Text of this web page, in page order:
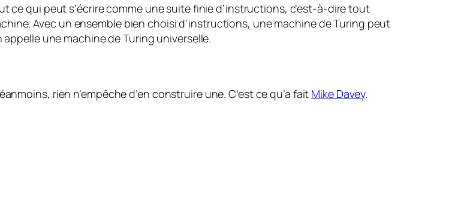
qui peut s’écrire comme une suite finie d’instructions, c’est-à-dire tout
Avec un ensemble bien choisi d’instructions, une machine de Turing peut
appelle une machine de Turing universelle.
rien n’empêche d’en construire une. C’est ce qu’a fait Mike Davey.